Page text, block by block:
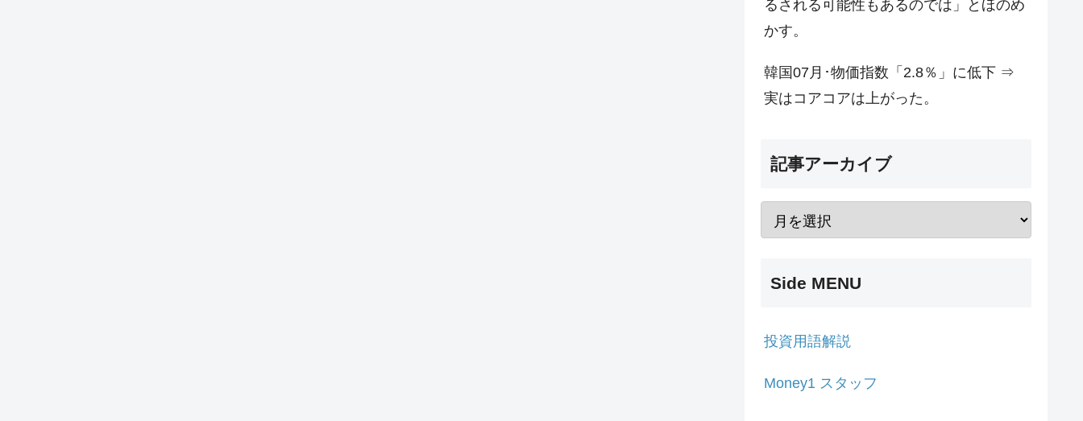
るされる可能性もあるのでは」とほのめ
かす。
韓国07月･物価指数「2.8％」に低下 ⇒
実はコアコアは上がった。
記事アーカイブ
Side MENU
投資用語解説
Money1 スタッフ